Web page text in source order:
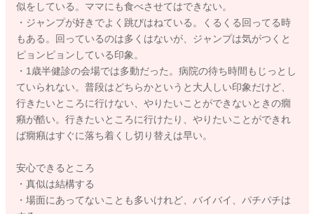
似をしている。ママにも食べさせてはできない。
・ジャンプが好きでよく跳びはねている。くるくる回ってる時
もある。回っているのは多くはないが、ジャンプは気がつくと
ピョンピョンしている印象。
・1歳半健診の会場では多動だった。病院の待ち時間もじっとし
ていられない。普段はどちらかというと大人しい印象だけど、
行きたいところに行けない、やりたいことができないときの癇
癪が酷い。行きたいところに行けたり、やりたいことができれ
ば癇癪はすぐに落ち着くし切り替えは早い。
安心できるところ
・真似は結構する
・場面にあってないことも多いけれど、バイバイ、パチパチは